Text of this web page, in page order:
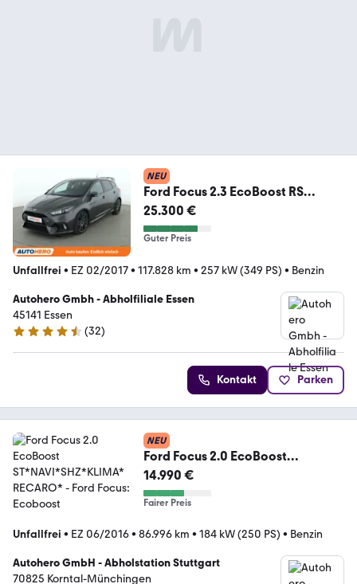
NEU
Ford Focus 2.3 EcoBoost RS
*NAVI*BI-XENON*TEMPO*SONY
25.300 €
Guter Preis
Unfallfrei • EZ 02/2017• 117.828 km • 257 kW (349 PS) • Benzin
Autohero Gmbh - Abholfiliale Essen
45141 Essen
4.7 Sterne
(32)
Kontakt Parken
NEU
Ford Focus 2.0 EcoBoost
ST*NAVI*SHZ*KLIMA*RECARO*
14.990 €
Fairer Preis
Unfallfrei • EZ 06/2016• 86.996 km • 184 kW (250 PS) • Benzin
Autohero GmbH - Abholstation Stuttgart
70825 Korntal-Münchingen